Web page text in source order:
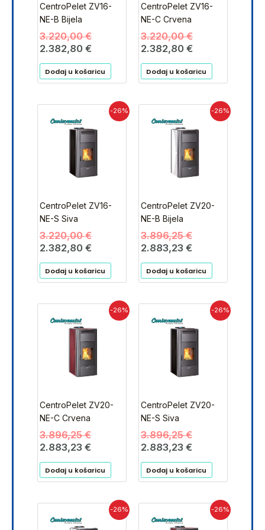
CentroPelet ZV16-
NE-B Bijela
3.220,00€
2.382,80 €
Dodaj u košaricu
CentroPelet ZV16-
NE-C Crvena
3.220,00€
2.382,80 €
Dodaj u košaricu
-26%
CentroPelet ZV16-
NE-S Siva
3.220,00€
Izvorna
cijena
bila
je:
3.220,00 €.
2.382,80 €
Trenutna
cijena
je:
2.382,80 €.
Dodaj u košaricu
-26%
CentroPelet ZV20-
NE-B Bijela
3.896,25€
Izvorna
cijena
bila
je:
3.896,25 €.
2.883,23 €
Trenutna
cijena
je:
2.883,23 €.
Dodaj u košaricu
-26%
CentroPelet ZV20-
NE-C Crvena
3.896,25€
Izvorna
cijena
bila
je:
3.896,25 €.
2.883,23 €
Trenutna
cijena
je:
2.883,23 €.
Dodaj u košaricu
-26%
CentroPelet ZV20-
NE-S Siva
3.896,25€
Izvorna
cijena
bila
je:
3.896,25 €.
2.883,23 €
Trenutna
cijena
je:
2.883,23 €.
Dodaj u košaricu
-26%
Izvorna
cijena
Trenutna
cijena
-26%
Izvorna
cijena
Trenutna
cijena